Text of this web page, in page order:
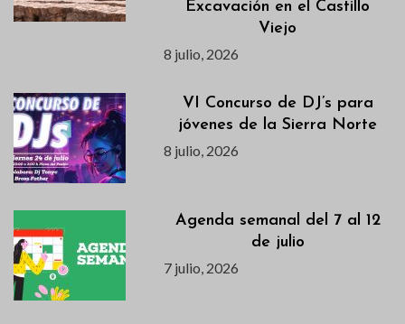
Excavación en el Castillo
Viejo
8 julio, 2026
VI Concurso de DJ’s para
jóvenes de la Sierra Norte
8 julio, 2026
Agenda semanal del 7 al 12
de julio
7 julio, 2026